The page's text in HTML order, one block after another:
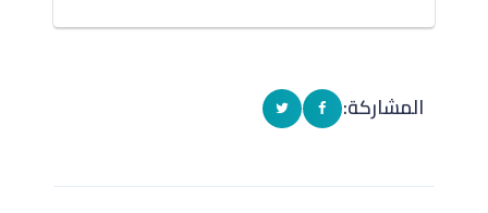
المشاركة: